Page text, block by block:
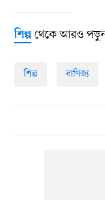
শিল্পথেকে আরও
শিল্প বাণিজ্য